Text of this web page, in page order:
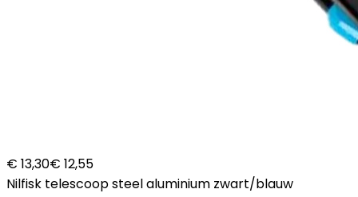
€ 13,30€ 12,55
Nilfisk telescoop steel aluminium zwart/blauw